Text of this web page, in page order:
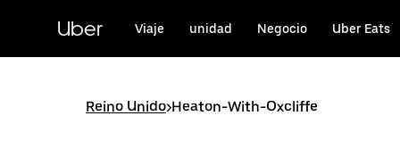
contenido
principal
Uber Viaje unidad Negocio Uber Eats
Reino Unido>Heaton-With-Oxcliffe